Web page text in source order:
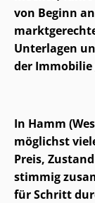
von Beginn
Unterlagen
der
In Hamm
möglichst
Preis,
stimmig
für Schritt